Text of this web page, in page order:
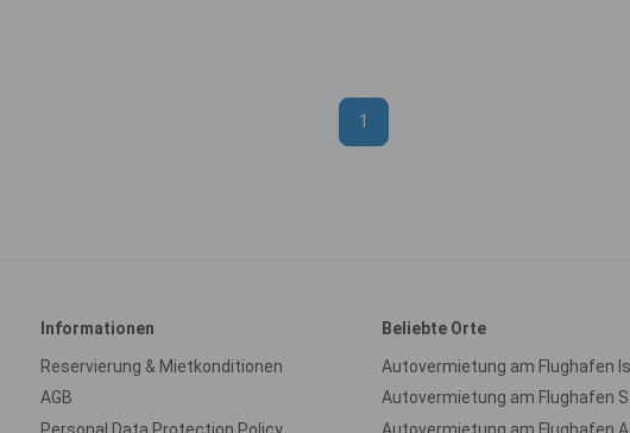
1
Informationen
Reservierung & Mietkonditionen
AGB
Personal Data Protection Policy
Beliebte Orte
Autovermietung am Flughafen
Autovermietung am Flughafen